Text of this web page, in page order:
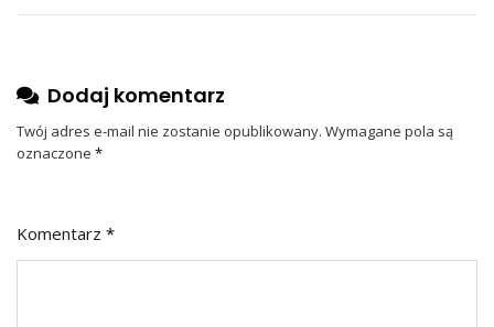
Dodaj komentarz
Twój adres e-mail nie zostanie opublikowany. Wymagane pola są
oznaczone *
Komentarz *